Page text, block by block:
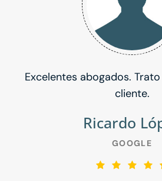
Excelentes abogados.
cliente.
Ricardo
GOOGLE